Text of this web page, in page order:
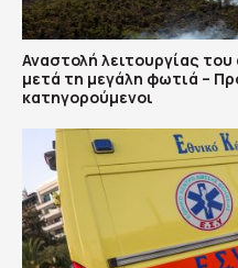
Αναστολή λειτουργίας
μετά τη μεγάλη φωτιά –
κατηγορούμενοι